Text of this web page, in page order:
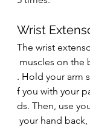
Wrist
The wrist
muscles on the
. Hold your arm
f you with your
ds. Then, use
your hand